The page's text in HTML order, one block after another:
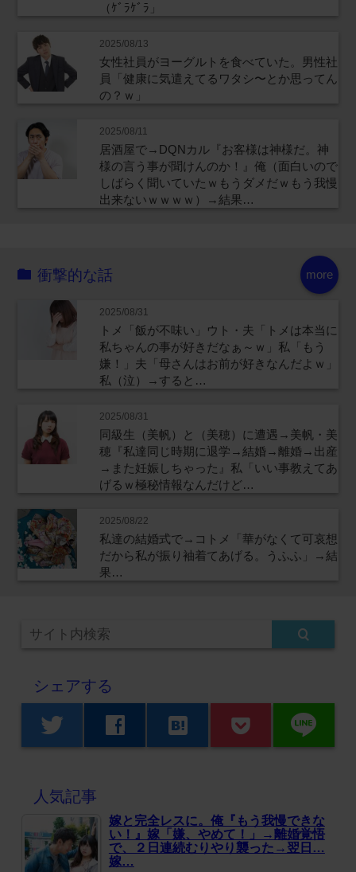
（ｹﾞﾗｹﾞﾗ」
2025/08/13
女性社員がヨーグルトを食べていた。男性社
員「健康に気遣えてるワタシ〜とか思ってん
の？ｗ」
2025/08/11
居酒屋で→DQNカル『お客様は神様だ。神
様の言う事が聞けんのか！』俺（面白いので
しばらく聞いていたｗもうダメだｗもう我慢
出来ないｗｗｗｗ）→結果…
more
衝撃的な話
2025/08/31
トメ「飯が不味い」ウト・夫「トメは本当に
私ちゃんの事が好きだなぁ～ｗ」私「もう
嫌！」夫「母さんはお前が好きなんだよｗ」
私（泣）→すると…
2025/08/31
同級生（美帆）と（美穂）に遭遇→美帆・美
穂『私達同じ時期に退学→結婚→離婚→出産
→また妊娠しちゃった』私「いい事教えてあ
げるｗ極秘情報なんだけど…
2025/08/22
私達の結婚式で→コトメ「華がなくて可哀想
だから私が振り袖着てあげる。うふふ」→結
果…
シェアする
twitter facebook hatenabookmark line
人気記事
嫁と完全レスに。俺『もう我慢できな
い！』嫁「嫌、やめて！」→離婚覚悟
で、２日連続むりやり襲った→翌日…
嫁…